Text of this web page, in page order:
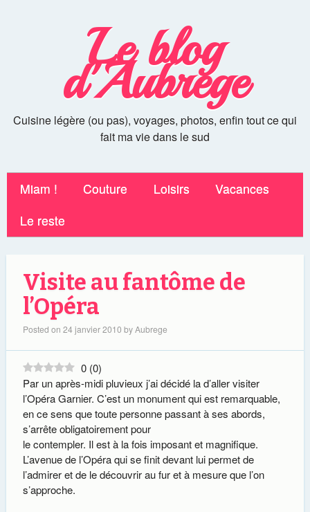
Le blog
d'Aubrege
Cuisine légère (ou pas), voyages, photos, enfin tout ce qui
fait ma vie dans le sud
Miam ! Couture Loisirs
Vacances
Le reste
Visite au fantôme de
l’Opéra
Posted on 24 janvier 2010 byAubrege
0 (0)
Par un après-midi pluvieux j’ai décidé la d’aller visiter
l’Opéra Garnier. C’est un monument qui est remarquable,
en ce sens que toute personne passant à ses abords,
s’arrête obligatoirement pour
le contempler. Il est à la fois imposant et magnifique.
L’avenue de l’Opéra qui se finit devant lui permet de
l’admirer et de le découvrir au fur et à mesure que l’on
s’approche.